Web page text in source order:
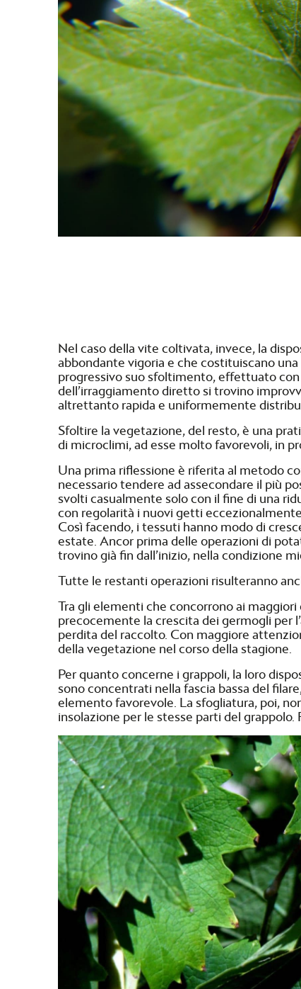
Nel caso della vite coltivata, invece, la
abbondante vigoria e che costituiscano
progressivo suo sfoltimento, effettuato
dell’irraggiamento diretto si trovino
altrettanto rapida e uniformemente
Sfoltire la vegetazione, del resto, è una
di microclimi, ad esse molto favorevoli, in
Una prima riflessione è riferita al metodo
necessario tendere ad assecondare il più
svolti casualmente solo con il fine di una
con regolarità i nuovi getti
Così facendo, i tessuti hanno modo di
estate. Ancor prima delle operazioni di
trovino già fin dall’inizio, nella condizione
Tutte le restanti operazioni risulteranno
Tra gli elementi che concorrono ai
precocemente la crescita dei germogli per
perdita del raccolto. Con maggiore
della vegetazione nel corso della stagione.
Per quanto concerne i grappoli, la loro
sono concentrati nella fascia bassa del
elemento favorevole. La sfogliatura, poi,
insolazione per le stesse parti del